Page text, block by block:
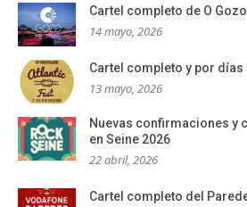
Cartel completo de O
14 mayo, 2026
Cartel completo y por días
13 mayo, 2026
Nuevas confirmaciones y
en Seine 2026
22 abril, 2026
Cartel completo del